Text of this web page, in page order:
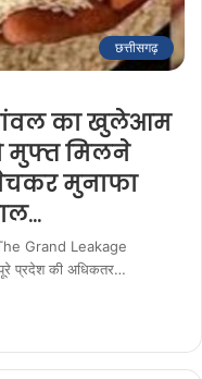
छत्तीसगढ़
चांवल का खुलेआम
मुफ्त मिलने
मुनाफा
Grand Leakage
पूरे प्रदेश की अधिकतर…